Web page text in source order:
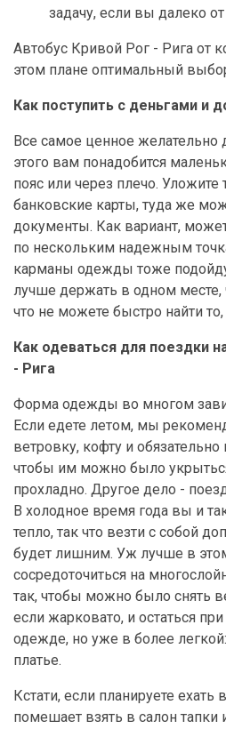
задачу, если вы далеко
Автобус Кривой Рог - Рига от
этом плане оптимальный
Как поступить с деньгами и
Все самое ценное желательно
этого вам понадобится
пояс или через плечо. Уложите
банковские карты, туда же
документы. Как вариант,
по нескольким надежным
карманы одежды тоже
лучше держать в одном
что не можете быстро найти
Как одеваться для поездки
- Рига
Форма одежды во многом
Если едете летом, мы
ветровку, кофту и
чтобы им можно было
прохладно. Другое дело -
В холодное время года вы и
тепло, так что везти с собой
будет лишним. Уж лучше в
сосредоточиться на
так, чтобы можно было снять
если жарковато, и остаться
одежде, но уже в более
платье.
Кстати, если планируете
помешает взять в салон